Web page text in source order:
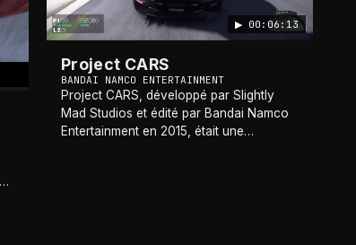
▶ 00:06:13
Project CARS
BANDAI NAMCO ENTERTAINMENT
Project CARS, développé par Slightly
Mad Studios et édité par Bandai Namco
Entertainment en 2015, était une